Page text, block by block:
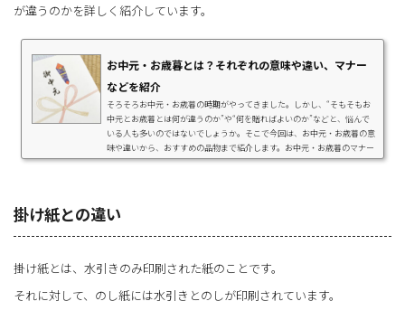
が違うのかを詳しく紹介しています。
お中元・お歳暮とは？それぞれの意味や違い、マナー
などを紹介
そろそろお中元・お歳暮の時期がやってきました。しかし、“そもそもお
中元とお歳暮とは何が違うのか”や“何を贈ればよいのか”などと、悩んで
いる人も多いのではないでしょうか。そこで今回は、お中元・お歳暮の意
味や違いから、おすすめの品物まで紹介します。お中元・お歳暮のマナー
についても説明するので、失礼のないよう感謝を伝えたいという人もぜひ
掛け紙との違い
掛け紙とは、水引きのみ印刷された紙のことです。
それに対して、のし紙には水引きとのしが印刷されています。